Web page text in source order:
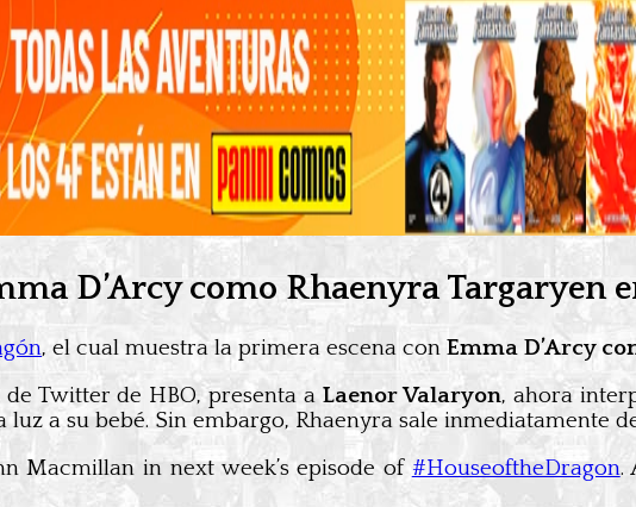
D’Arcy como Rhaenyra Targaryen
, el cual muestra la primera escena con Emma D’Arcy
Twitter de HBO, presenta a Laenor Valaryon, ahora
luz a su bebé. Sin embargo, Rhaenyra sale inmediatamente
Macmillan in next week’s episode of #HouseoftheDragon.